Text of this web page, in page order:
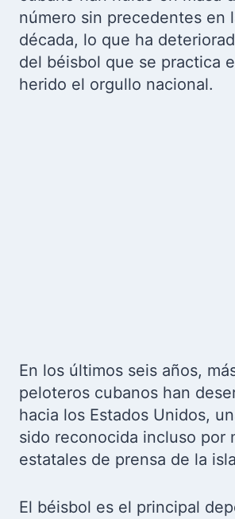
número sin precedentes en
década, lo que ha
del béisbol que se practica
herido el orgullo nacional.
En los últimos seis años,
peloteros cubanos han
hacia los Estados Unidos,
sido reconocida incluso por
estatales de prensa de la
El béisbol es el principal